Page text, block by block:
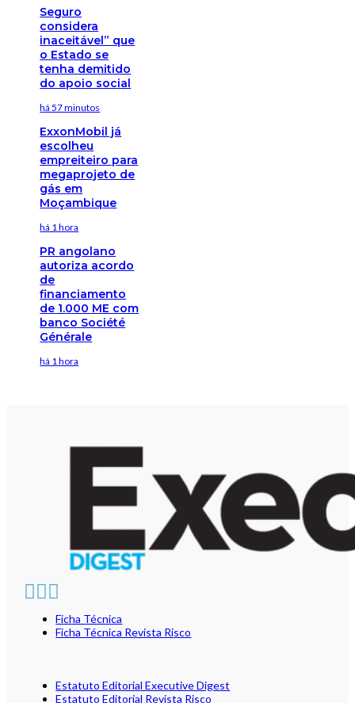
Seguro
considera
inaceitável” que
o Estado se
tenha demitido
do apoio social
há 57 minutos
ExxonMobil já
escolheu
empreiteiro para
megaprojeto de
gás em
Moçambique
há 1 hora
PR angolano
autoriza acordo
de
financiamento
de 1.000 ME com
banco Société
Générale
há 1 hora
Ficha Técnica
Ficha Técnica Revista Risco
Estatuto Editorial Executive Digest
Estatuto Editorial Revista Risco